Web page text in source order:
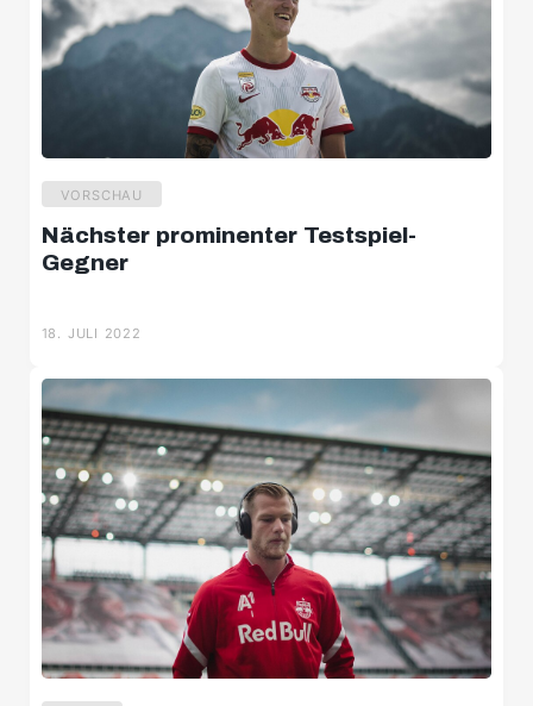
VORSCHAU
Nächster prominenter Testspiel-
Gegner
18. JULI 2022